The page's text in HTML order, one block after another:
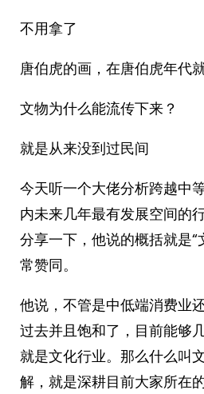
不用拿了
唐伯虎的画，在唐伯虎年代
文物为什么能流传下来？
就是从来没到过民间
今天听一个大佬分析跨越中
内未来几年最有发展空间的
分享一下，他说的概括就是“
常赞同。
他说，不管是中低端消费业
过去并且饱和了，目前能够
就是文化行业。那么什么叫
解，就是深耕目前大家所在